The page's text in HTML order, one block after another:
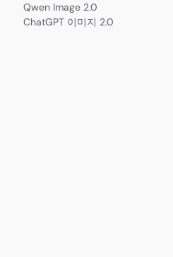
Qwen Image 2.0
ChatGPT 이미지 2.0